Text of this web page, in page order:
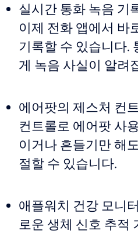
실시간 통화 녹음 기
이제 전화 앱에서 바
기록할 수 있습니다.
게 녹음 사실이 알려
에어팟의 제스처 컨
컨트롤로 에어팟 사
이거나 흔들기만 해
절할 수 있습니다.
애플워치 건강 모니
로운 생체 신호 추적